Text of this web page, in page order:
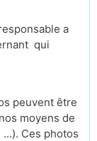
a
qui
peuvent être
moyens de
Ces photos